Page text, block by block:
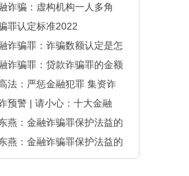
诈骗：虚构机构一人多角
罪认定标准2022
诈骗罪：诈骗数额认定是怎
诈骗罪：贷款诈骗罪的金额
法：严惩金融犯罪 集资诈
预警 | 请小心：十大金融
燕：金融诈骗罪保护法益的
燕：金融诈骗罪保护法益的